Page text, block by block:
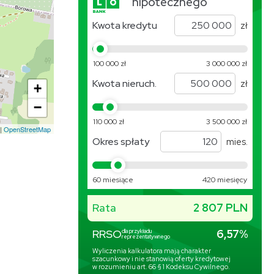
+
−
| OpenStreetMap